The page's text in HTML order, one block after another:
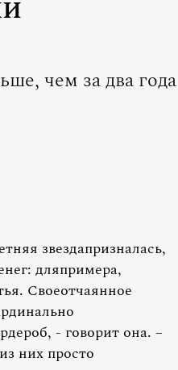
чем за два года
звездапризналась,
дляпримера,
Своеотчаянное
- говорит она. –
них просто